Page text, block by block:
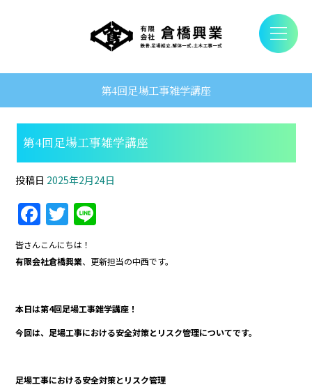
第4回足場工事雑学講座
第4回足場工事雑学講座
投稿日 2025年2月24日
F
a
c
b
o
o
k
T
w
itt e
皆さんこんにちは！
有限会社倉橋興業、更新担当の中西です。
本日は第4回足場工事雑学講座！
今回は、足場工事における安全対策とリスク管理についてです。
足場工事における安全対策とリスク管理